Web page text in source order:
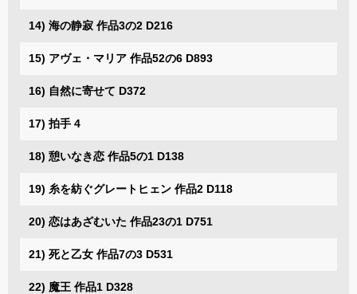
14) 海の静寂 作品3の2 D216
15) アヴェ・マリア 作品52の6 D893
16) 自然に寄せて D372
17) 拍手 4
18) 憩いなき恋 作品5の1 D138
19) 糸を紡ぐグレートヒェン 作品2 D118
20) 恋はあざむいた 作品23の1 D751
21) 死と乙女 作品7の3 D531
22) 魔王 作品1 D328